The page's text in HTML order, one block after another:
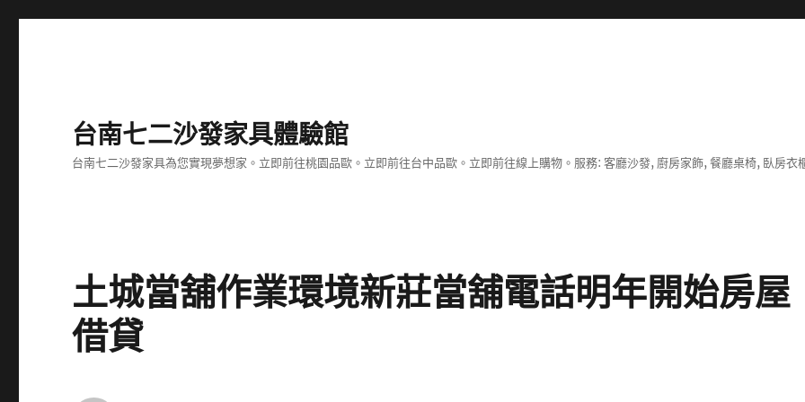
台南七二沙發家具體驗館
台南七二沙發家具為您實現夢想家。立即前往桃園品歐。立即前往台中品歐。立即前往線上購物。服務: 客廳沙發, 廚房家飾, 餐廳桌椅, 臥房衣
土城當舖作業環境新莊當舖電話明年開始房屋
借貸